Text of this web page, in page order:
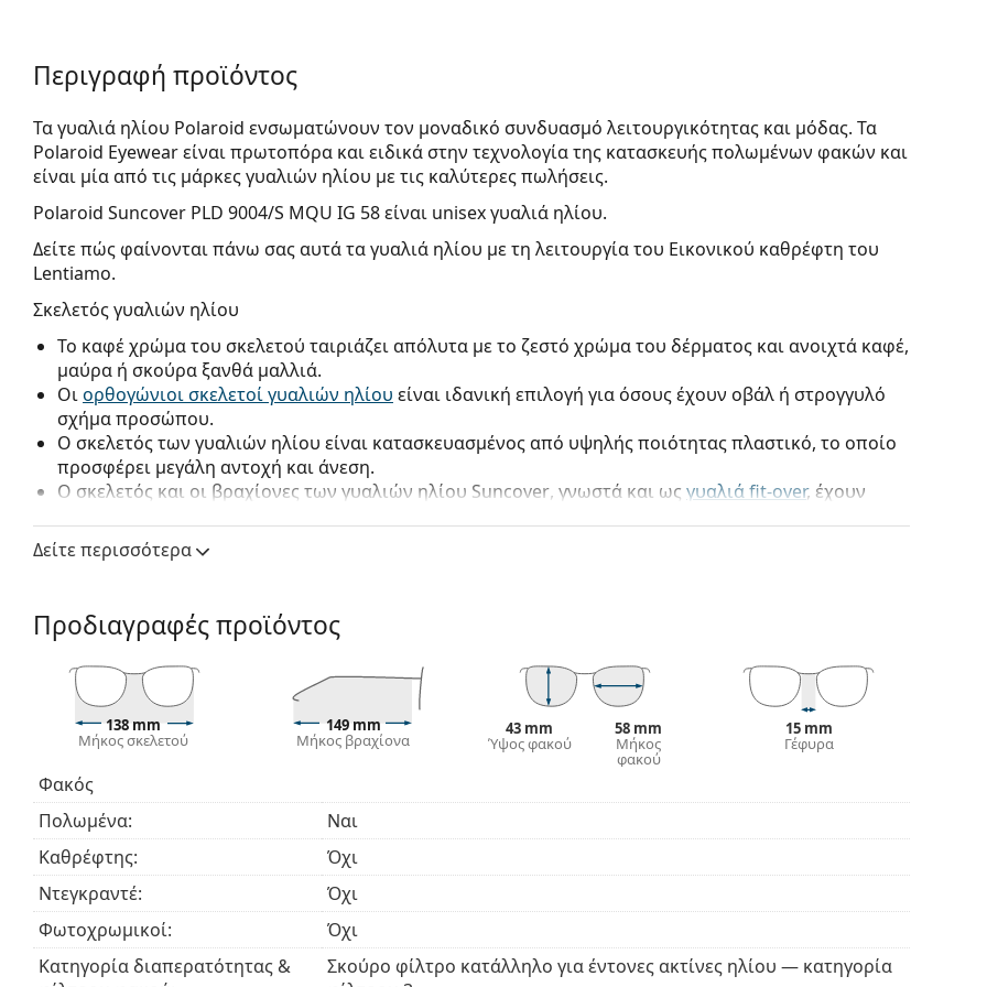
Περιγραφή προϊόντος
Τα γυαλιά ηλίου Polaroid ενσωματώνουν τον μοναδικό συνδυασμό λειτουργικότητας και μόδας. Τα
Polaroid Eyewear είναι πρωτοπόρα και ειδικά στην τεχνολογία της κατασκευής πολωμένων φακών και
είναι μία από τις μάρκες γυαλιών ηλίου με τις καλύτερες πωλήσεις.
Polaroid Suncover PLD 9004/S MQU IG 58είναι unisex γυαλιά ηλίου.
Δείτε πώς φαίνονται πάνω σας αυτά τα γυαλιά ηλίου με τη λειτουργία του Εικονικού καθρέφτη του
Lentiamo.
Σκελετός γυαλιών ηλίου
Το καφέ χρώμα του σκελετού ταιριάζει απόλυτα με το ζεστό χρώμα του δέρματος και ανοιχτά καφέ,
μαύρα ή σκούρα ξανθά μαλλιά.
Οιορθογώνιοι σκελετοί γυαλιών ηλίου είναι ιδανική επιλογή για όσους έχουν οβάλ ή στρογγυλό
σχήμα προσώπου.
Ο σκελετός των γυαλιών ηλίου είναι κατασκευασμένος από υψηλής ποιότητας πλαστικό, το οποίο
προσφέρει μεγάλη αντοχή και άνεση.
Ο σκελετός και οι βραχίονες των γυαλιών ηλίου Suncover, γνωστά και ως γυαλιά fit-over, έχουν
τα φοράτε κανείς θα μπορέσει να καταλάβει την διαφορά από άλλα τυπικά γυαλιά ηλίου αφού τα
γυαλιά οράσεως θα εφαρμόσουν εύκολα από πίσω τους. Δεν θα χρειάζεται πλέον να επιλέξετε
δύο ταυτόχρονα προστατεύοντας τα μάτια από το φως του ήλιου και διατηρώντας την οξύτητα της
όρασης σας. Σίγουρα θα εκτιμήσετε τα γυαλιά ηλίου
οδηγώντας αυτοκίνητο ή μοτοσικλέτα, σε μια βόλτα ή όταν περνάτε την ημέρα σας στην παραλία.
Δείτε περισσότερα
Προδιαγραφές προϊόντος
138 mm
Μήκος σκελετού
149 mm
Μήκος βραχίονα
43 mm
Ύψος φακού
58 mm
Μήκος
φακού
15 mm
Γέφυρα
Φακός
Πολωμένα:
Ναι
Καθρέφτης:
Όχι
Ντεγκραντέ:
Όχι
Φωτοχρωμικοί:
Όχι
Κατηγορία διαπερατότητας &
Σκούρο φίλτρο κατάλληλο για έντονες ακτίνες ηλίου — κατηγορία